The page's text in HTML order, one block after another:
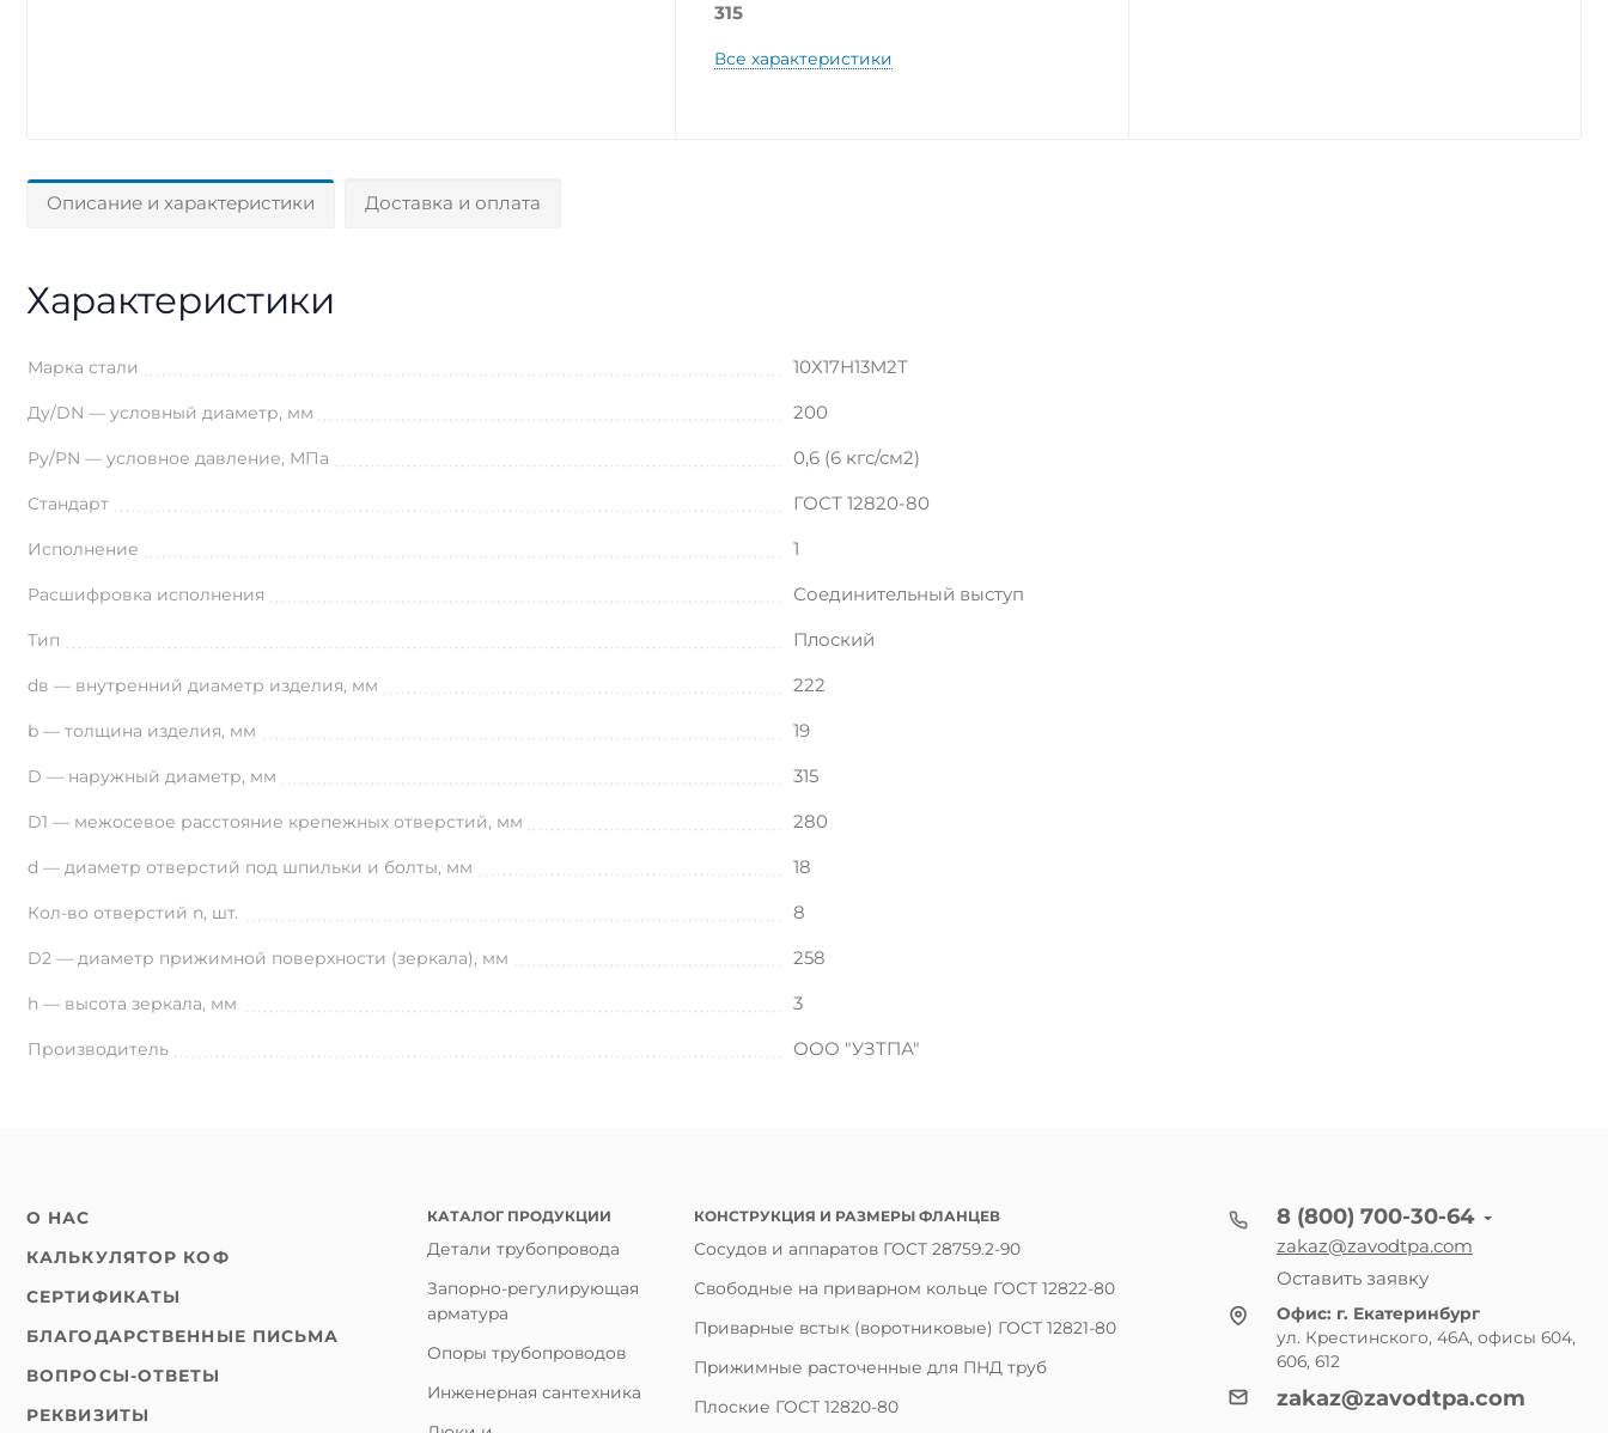
315
Все характеристики
Описание и характеристики Доставка и оплата
Характеристики
Марка стали 10Х17Н13М2Т
Ду/DN — условный диаметр, мм 200
Ру/PN — условное давление, МПа 0,6 (6 кгс/см2)
Стандарт ГОСТ 12820-80
Исполнение 1
Расшифровка исполнения Соединительный выступ
Тип Плоский
dв — внутренний диаметр изделия, мм 222
b — толщина изделия, мм 19
D — наружный диаметр, мм 315
D1 — межосевое расстояние крепежных отверстий, мм 280
d — диаметр отверстий под шпильки и болты, мм 18
Кол-во отверстий n, шт. 8
D2 — диаметр прижимной поверхности (зеркала), мм 258
h — высота зеркала, мм 3
Производитель ООО "УЗТПА"
О НАС
КАЛЬКУЛЯТОР КОФ
СЕРТИФИКАТЫ
БЛАГОДАРСТВЕННЫЕ ПИСЬМА
ВОПРОСЫ-ОТВЕТЫ
РЕКВИЗИТЫ
КАТАЛОГ ПРОДУКЦИИ
Детали трубопровода
Запорно-регулирующая
арматура
Опоры трубопроводов
Инженерная сантехника
КОНСТРУКЦИЯ И РАЗМЕРЫ ФЛАНЦЕВ
Сосудов и аппаратов ГОСТ 28759.2-90
Свободные на приварном кольце ГОСТ 12822-80
Приварные встык (воротниковые) ГОСТ 12821-80
Прижимные расточенные для ПНД труб
Плоские ГОСТ 12820-80
8 (800) 700-30-64
zakaz@zavodtpa.com
Оставить заявку
Офис: г. Екатеринбург
ул. Крестинского, 46А, офисы 604,
606, 612
zakaz@zavodtpa.com